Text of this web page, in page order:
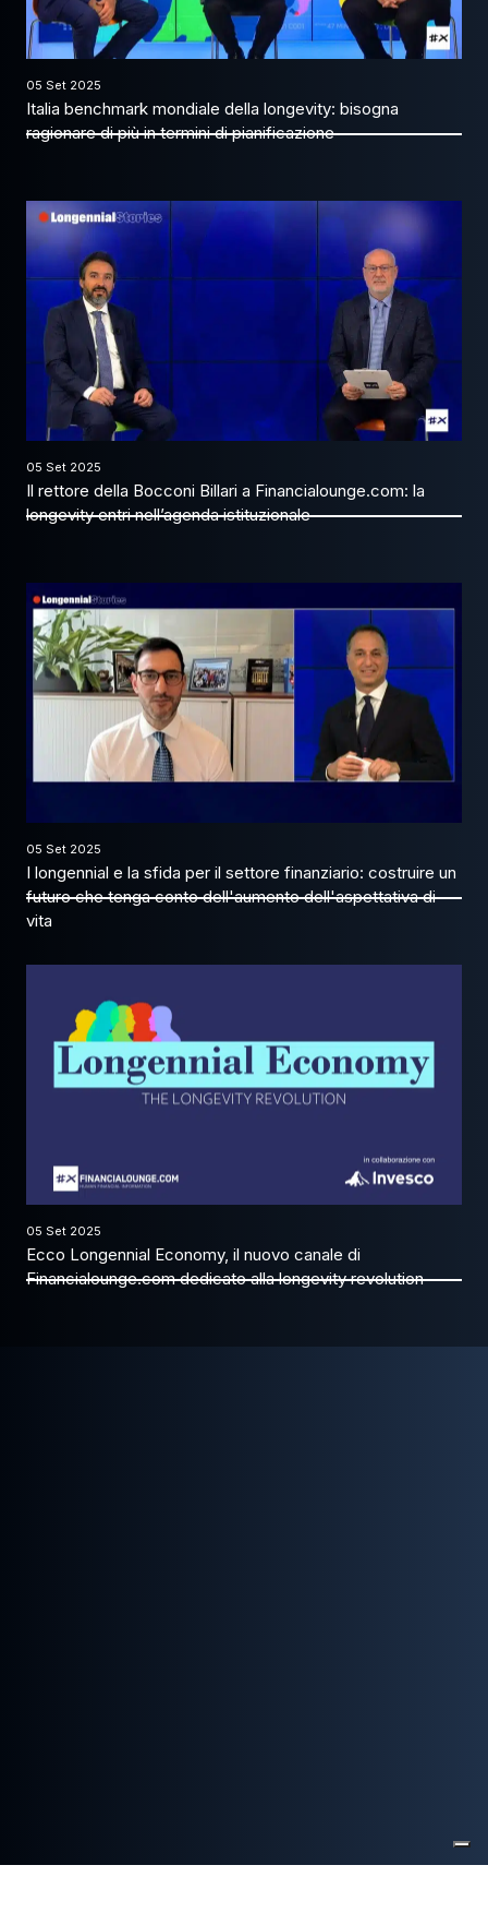
05 Set 2025
Italia benchmark mondiale della longevity: bisogna
ragionare di più in termini di pianificazione
05 Set 2025
Il rettore della Bocconi Billari a Financialounge.com: la
longevity entri nell’agenda istituzionale
05 Set 2025
I longennial e la sfida per il settore finanziario: costruire un
futuro che tenga conto dell'aumento dell'aspettativa di
vita
05 Set 2025
Ecco Longennial Economy, il nuovo canale di
Financialounge.com dedicato alla longevity revolution